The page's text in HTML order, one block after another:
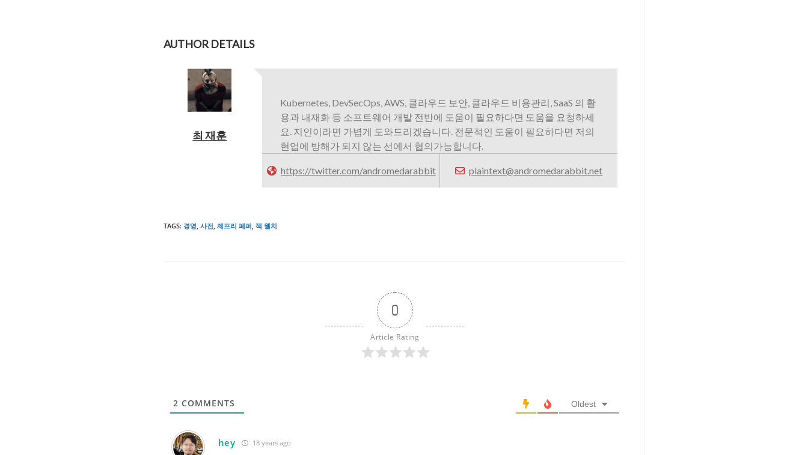
AUTHOR DETAILS
최 재훈
Kubernetes, DevSecOps, AWS, 클라우드 보안, 클라우드 비용관리, SaaS 의 활
용과 내재화 등 소프트웨어 개발 전반에 도움이 필요하다면 도움을 요청하세
요. 지인이라면 가볍게 도와드리겠습니다. 전문적인 도움이 필요하다면 저의
현업에 방해가 되지 않는 선에서 협의가능합니다.
https://twitter.com/andromedarabbit plaintext@andromedarabbit.net
TAGS: 경영, 사전, 제프리 페퍼, 잭 웰치
0
Article Rating
2 COMMENTS Oldest
hey 18 years ago